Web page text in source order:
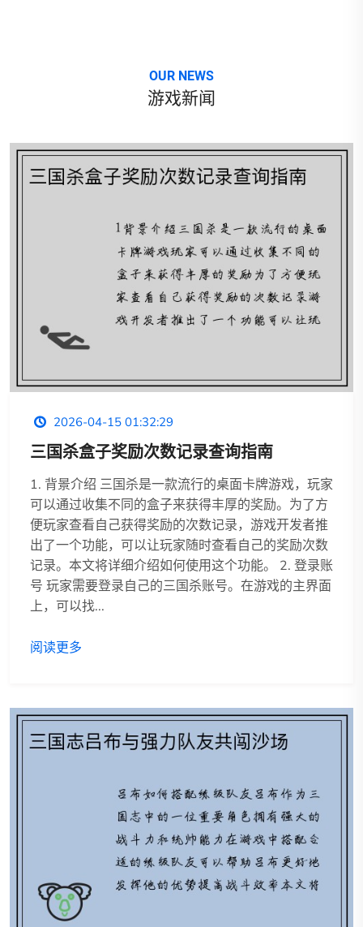
OUR NEWS
游戏新闻
2026-04-15 01:32:29
三国杀盒子奖励次数记录查询指南
1. 背景介绍 三国杀是一款流行的桌面卡牌游戏，玩家
可以通过收集不同的盒子来获得丰厚的奖励。为了方
便玩家查看自己获得奖励的次数记录，游戏开发者推
出了一个功能，可以让玩家随时查看自己的奖励次数
记录。本文将详细介绍如何使用这个功能。 2. 登录账
号 玩家需要登录自己的三国杀账号。在游戏的主界面
上，可以找...
阅读更多